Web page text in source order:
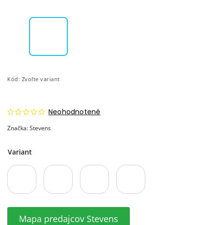
Kód: Zvoľte variant
Neohodnotené
Značka:Stevens
Variant
Mapa predajcov Stevens